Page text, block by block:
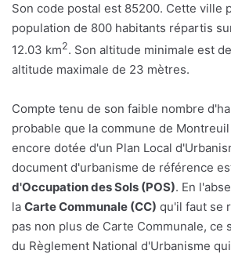
Son code postal est 85200. Cette ville
population de 800 habitants répartis
12.03 km2. Son altitude minimale est
altitude maximale de 23 mètres.
Compte tenu de son faible nombre
probable que la commune de
encore dotée d'un Plan Local
document d'urbanisme de référence
d'Occupation des Sols (POS). En
la Carte Communale (CC) qu'il faut se
pas non plus de Carte Communale, ce
du Règlement National d'Urbanisme